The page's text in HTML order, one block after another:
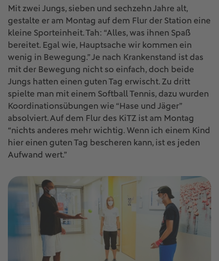
Mit zwei Jungs, sieben und sechzehn Jahre alt,
gestalte er am Montag auf dem Flur der Station eine
kleine Sporteinheit. Tah: “Alles, was ihnen Spaß
bereitet. Egal wie, Hauptsache wir kommen ein
wenig in Bewegung.” Je nach Krankenstand ist das
mit der Bewegung nicht so einfach, doch beide
Jungs hatten einen guten Tag erwischt. Zu dritt
spielte man mit einem Softball Tennis, dazu wurden
Koordinationsübungen wie “Hase und Jäger”
absolviert. Auf dem Flur des KiTZ ist am Montag
“nichts anderes mehr wichtig. Wenn ich einem Kind
hier einen guten Tag bescheren kann, ist es jeden
Aufwand wert.”